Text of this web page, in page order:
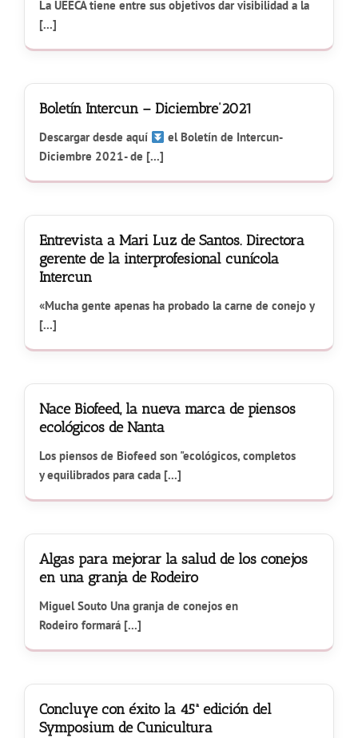
La UEECA tiene entre sus objetivos dar visibilidad a la
[...]
Boletín Intercun – Diciembre’2021
Descargar desde aquí
el Boletín de Intercun-
Diciembre 2021- de [...]
Entrevista a Mari Luz de Santos. Directora
gerente de la interprofesional cunícola
Intercun
«Mucha gente apenas ha probado la carne de conejo y
[...]
Nace Biofeed, la nueva marca de piensos
ecológicos de Nanta
Los piensos de Biofeed son "ecológicos, completos
y equilibrados para cada [...]
Algas para mejorar la salud de los conejos
en una granja de Rodeiro
Miguel Souto Una granja de conejos en
Rodeiro formará [...]
Concluye con éxito la 45ª edición del
Symposium de Cunicultura